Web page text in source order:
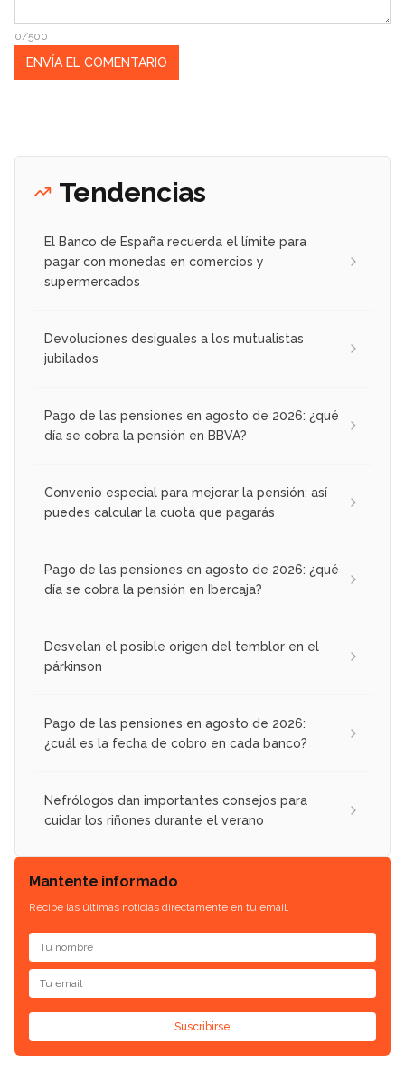
0/500
Tendencias
El Banco de España recuerda el límite para
pagar con monedas en comercios y
supermercados
Devoluciones desiguales a los mutualistas
jubilados
Pago de las pensiones en agosto de 2026: ¿qué
día se cobra la pensión en BBVA?
Convenio especial para mejorar la pensión: así
puedes calcular la cuota que pagarás
Pago de las pensiones en agosto de 2026: ¿qué
día se cobra la pensión en Ibercaja?
Desvelan el posible origen del temblor en el
párkinson
Pago de las pensiones en agosto de 2026:
¿cuál es la fecha de cobro en cada banco?
Nefrólogos dan importantes consejos para
cuidar los riñones durante el verano
Mantente informado
Recibe las últimas noticias directamente en tu email.
Suscribirse